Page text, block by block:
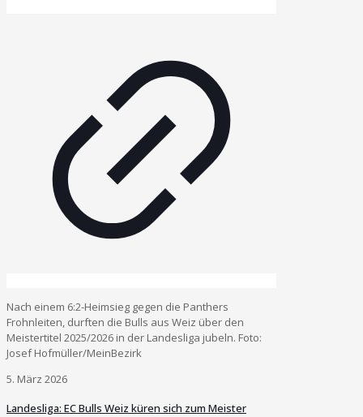
Nach einem 6:2-Heimsieg gegen die Panthers
Frohnleiten, durften die Bulls aus Weiz über den
Meistertitel 2025/2026 in der Landesliga jubeln. Foto:
Josef Hofmüller/MeinBezirk
5. März 2026
Landesliga: EC Bulls Weiz küren sich zum Meister